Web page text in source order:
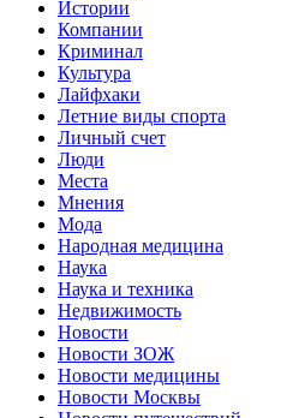
Истории
Компании
Криминал
Культура
Лайфхаки
Летние виды спорта
Личный счет
Люди
Места
Мнения
Мода
Народная медицина
Наука
Наука и техника
Недвижимость
Новости
Новости ЗОЖ
Новости медицины
Новости Москвы